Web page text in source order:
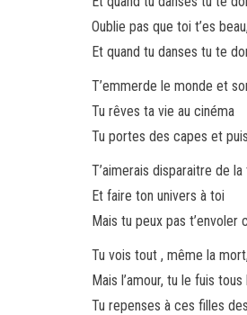
Oublie pas que toi t’es
Et quand tu danses tu te
T’emmerde le monde et
Tu rêves ta vie au cinéma
Tu portes des capes et
T’aimerais disparaitre de
Et faire ton univers à toi
Mais tu peux pas t’envoler
Tu vois tout , même la
Mais l’amour, tu le fuis
Tu repenses à ces filles